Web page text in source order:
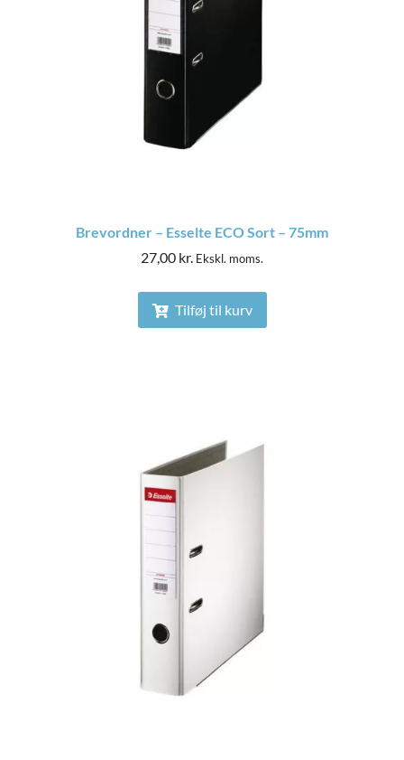
Brevordner – Esselte ECO Sort – 75mm
27,00 kr. Ekskl. moms.
Tilføj til kurv